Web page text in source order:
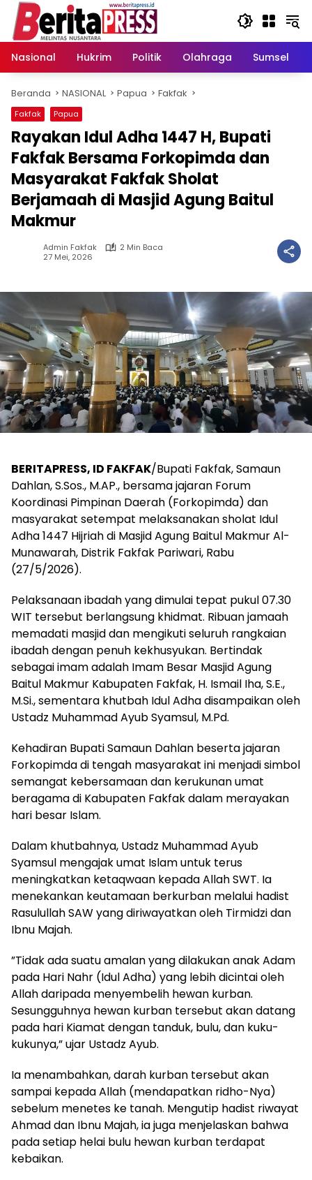
Langsung
konten
Nasional
Hukrim Politik Olahraga Sumsel
Beranda NASIONAL Papua Fakfak
Fakfak Papua
Rayakan Idul Adha 1447 H, Bupati
Fakfak Bersama Forkopimda dan
Masyarakat Fakfak Sholat
Berjamaah di Masjid Agung Baitul
Makmur
Admin Fakfak
2 Min Baca
27 Mei, 2026
BERITAPRESS, ID FAKFAK/Bupati Fakfak, Samaun
Dahlan, S.Sos., M.AP., bersama jajaran Forum
Koordinasi Pimpinan Daerah (Forkopimda) dan
masyarakat setempat melaksanakan sholat Idul
Adha 1447 Hijriah di Masjid Agung Baitul Makmur Al-
Munawarah, Distrik Fakfak Pariwari, Rabu
(27/5/2026).
​Pelaksanaan ibadah yang dimulai tepat pukul 07.30
WIT tersebut berlangsung khidmat. Ribuan jamaah
memadati masjid dan mengikuti seluruh rangkaian
ibadah dengan penuh kekhusyukan. Bertindak
sebagai imam adalah Imam Besar Masjid Agung
Baitul Makmur Kabupaten Fakfak, H. Ismail Iha, S.E.,
M.Si., sementara khutbah Idul Adha disampaikan oleh
Ustadz Muhammad Ayub Syamsul, M.Pd.
​Kehadiran Bupati Samaun Dahlan beserta jajaran
Forkopimda di tengah masyarakat ini menjadi simbol
semangat kebersamaan dan kerukunan umat
beragama di Kabupaten Fakfak dalam merayakan
hari besar Islam.
​Dalam khutbahnya, Ustadz Muhammad Ayub
Syamsul mengajak umat Islam untuk terus
meningkatkan ketaqwaan kepada Allah SWT. Ia
menekankan keutamaan berkurban melalui hadist
Rasulullah SAW yang diriwayatkan oleh Tirmidzi dan
Ibnu Majah.
​”Tidak ada suatu amalan yang dilakukan anak Adam
pada Hari Nahr (Idul Adha) yang lebih dicintai oleh
Allah daripada menyembelih hewan kurban.
Sesungguhnya hewan kurban tersebut akan datang
pada hari Kiamat dengan tanduk, bulu, dan kuku-
kukunya,” ujar Ustadz Ayub.
​Ia menambahkan, darah kurban tersebut akan
sampai kepada Allah (mendapatkan ridho-Nya)
sebelum menetes ke tanah. Mengutip hadist riwayat
Ahmad dan Ibnu Majah, ia juga menjelaskan bahwa
pada setiap helai bulu hewan kurban terdapat
kebaikan.